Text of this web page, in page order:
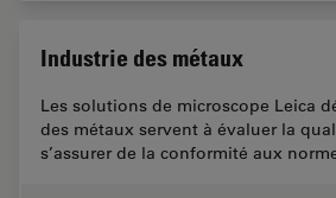
Industrie des métaux
Les solutions de microscope Leica
des métaux servent à évaluer la
s’assurer de la conformité aux